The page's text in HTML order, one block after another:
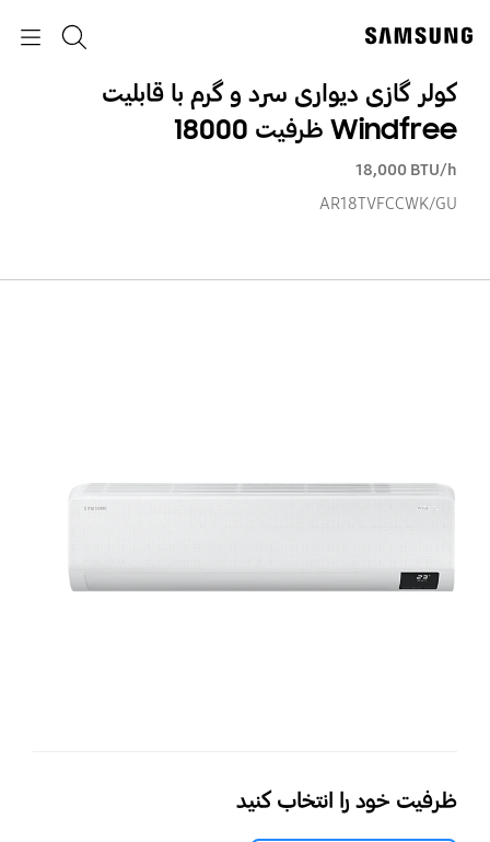
‎کولر گازی دیواری سرد و گرم با قابلیت
Windfree‎ ظرفیت 18000
‎18,000 BTU/h‎
AR18TVFCCWK/GU
ظرفیت خود را انتخاب کنید